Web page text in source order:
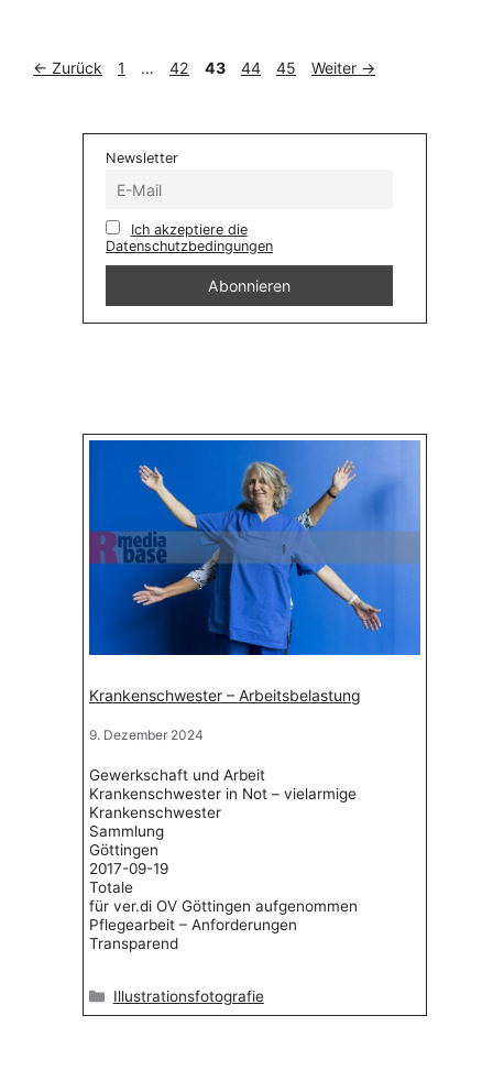
← Zurück Seite
1 … Seite
42 Seite
43 Seite
44 Seite
45 Weiter →
Newsletter
Ich akzeptiere die
Datenschutzbedingungen
Krankenschwester – Arbeitsbelastung
9. Dezember 2024
Gewerkschaft und Arbeit
Krankenschwester in Not – vielarmige
Krankenschwester
Sammlung
Göttingen
2017-09-19
Totale
für ver.di OV Göttingen aufgenommen
Pflegearbeit – Anforderungen
Transparend
Kategorien
Illustrationsfotografie